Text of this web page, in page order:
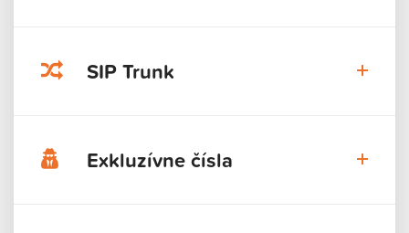
SIP Trunk
Exkluzívne čísla